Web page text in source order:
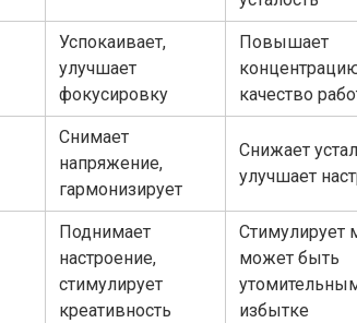
Успокаивает,
улучшает
фокусировку
Повышает
качество
Снимает
напряжение,
гармонизирует
Снижает
улучшает
Поднимает
настроение,
стимулирует
креативность
Стимулирует
может быть
избытке